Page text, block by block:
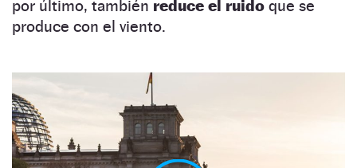
por último, también reduce el ruido que se
produce con el viento.